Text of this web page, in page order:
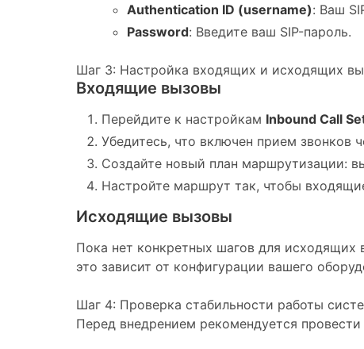
Authentication ID (username): Ваш
Password: Введите ваш SIP-пароль.
Шаг 3: Настройка входящих и исходящих
Входящие вызовы
Перейдите к настройкам Inbound Call
Убедитесь, что включен прием звонков
Создайте новый план маршрутизации:
Настройте маршрут так, чтобы
Исходящие вызовы
Пока нет конкретных шагов для
это зависит от конфигурации вашего
Шаг 4: Проверка стабильности работы
Перед внедрением рекомендуется